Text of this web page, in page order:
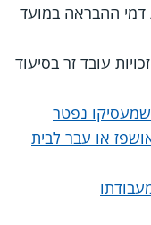
ההבראה במועד
עובד זר בסיעוד
שמעסיקו נפטר
או עבר לבית